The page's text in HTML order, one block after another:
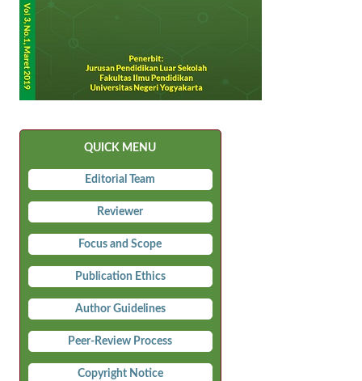
QUICK MENU
Editorial Team
Reviewer
Focus and Scope
Publication Ethics
Author Guidelines
Peer-Review Process
Copyright Notice